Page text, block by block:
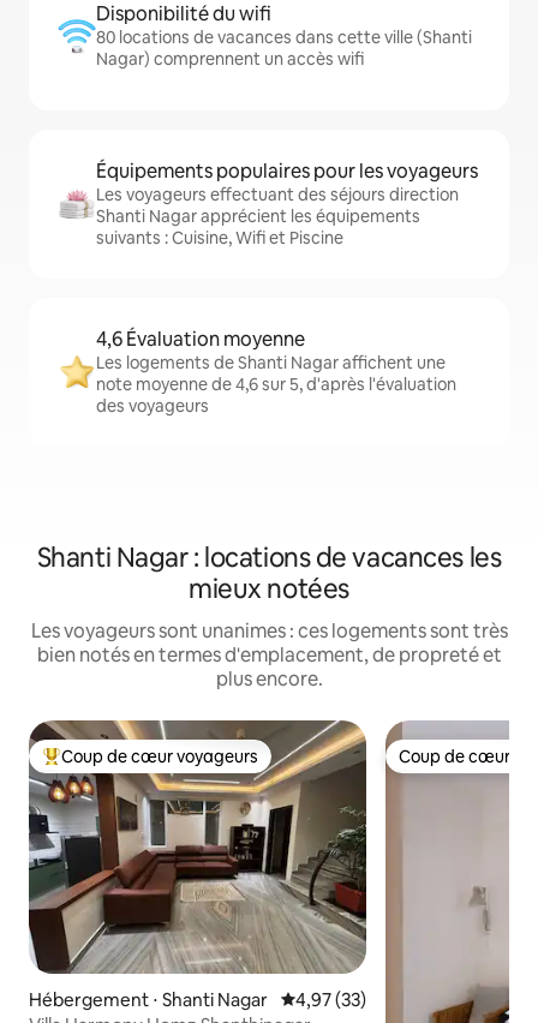
Disponibilité du wifi
80 locations de vacances dans cette ville (Shanti
Nagar) comprennent un accès wifi
Équipements populaires pour les voyageurs
Les voyageurs effectuant des séjours direction
Shanti Nagar apprécient les équipements
suivants : Cuisine, Wifi et Piscine
4,6 Évaluation moyenne
Les logements de Shanti Nagar affichent une
note moyenne de 4,6 sur 5, d'après l'évaluation
des voyageurs
Shanti Nagar : locations de vacances les
mieux notées
Les voyageurs sont unanimes : ces logements sont très
bien notés en termes d'emplacement, de propreté et
plus encore.
Coups de cœur voyageurs les plus appréciés
Coup de cœur voyageurs
Hébergement ⋅ Shanti Nagar Évaluation moyenne sur la
4,97 (33)
Coup de cœur
Coup de cœur